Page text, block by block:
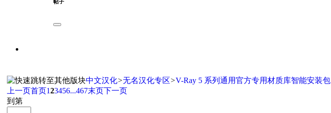
帖子
中文汉化>无名汉化专区>V-Ray 5 系列通用官方专用材质库智能安装包
上一页首页123456...467末页下一页
到第